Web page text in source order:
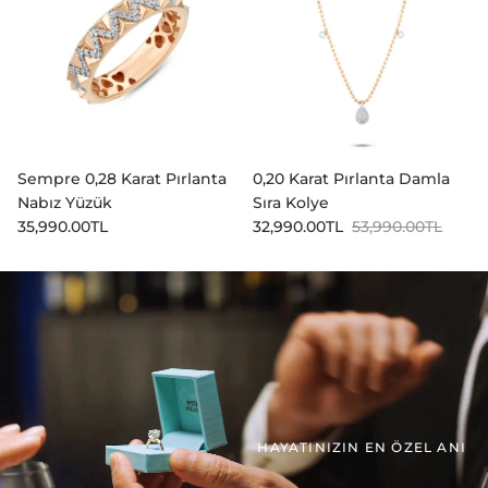
Sempre 0,28 Karat Pırlanta
Nabız Yüzük
Normal fiyat
35,990.00TL
0,20 Karat Pırlanta Damla
Sıra Kolye
İndirimli fiyat
32,990.00TL Normal fiyat
53,990.00TL
HAYATINIZIN EN ÖZEL ANI